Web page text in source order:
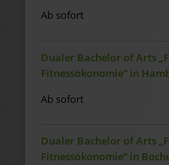
Ab sofort
Dualer Bachelor of Arts
Fitnessökonomie“ in
Ab sofort
Dualer Bachelor of Arts
Fitnessökonomie“ in